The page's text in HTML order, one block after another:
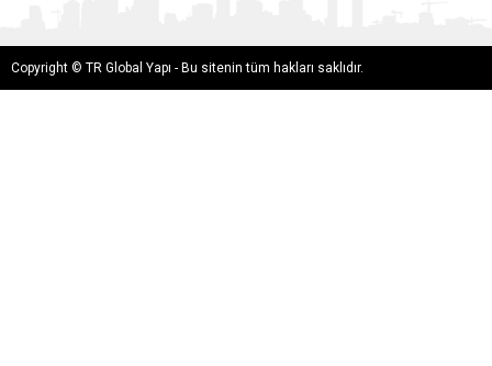
Copyright © TR Global Yapı - Bu sitenin tüm hakları saklıdır.